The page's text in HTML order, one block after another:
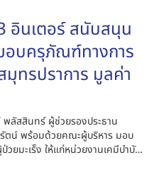
อินเตอร์ สนับสนุน
อบครุภัณฑ์ทางการ
ทรปราการ มูลค่า
สสินทร์ ผู้ช่วยรองประธาน
รัตน์ พร้อมด้วยคณะผู้บริหาร มอบ
ยมะเร็ง ให้แก่หน่วยงานเคมีบำบัด
บาท